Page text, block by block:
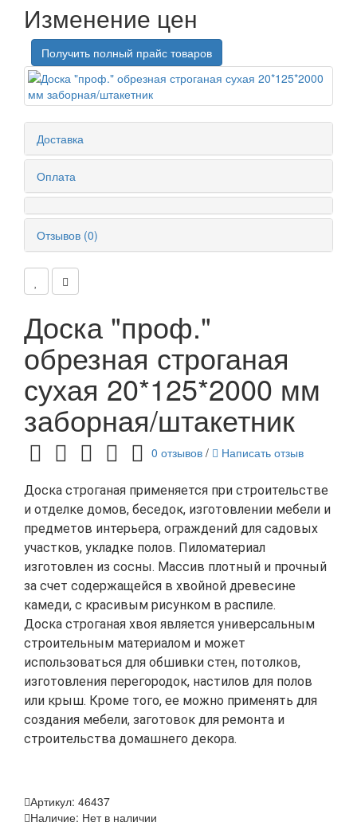
Изменение цен
Получить полный прайс товаров
Доставка
Оплата
Отзывов (0)
Доска "проф."
обрезная строганая
сухая 20*125*2000 мм
заборная/штакетник
0 отзывов / Написать отзыв
Доска строганая применяется при строительстве
и отделке домов, беседок, изготовлении мебели и
предметов интерьера, ограждений для садовых
участков, укладке полов. Пиломатериал
изготовлен из сосны. Массив плотный и прочный
за счет содержащейся в хвойной древесине
камеди, с красивым рисунком в распиле.
Доска строганая хвоя является универсальным
строительным материалом и может
использоваться для обшивки стен, потолков,
изготовления перегородок, настилов для полов
или крыш. Кроме того, ее можно применять для
создания мебели, заготовок для ремонта и
строительства домашнего декора.
Артикул: 46437
Наличие: Нет в наличии